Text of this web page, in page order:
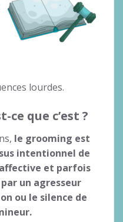
lourdes.
ce que c’est ?
le grooming est
intentionnel de
et parfois
un agresseur
ou le silence de